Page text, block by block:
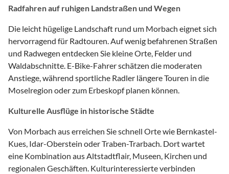
Radfahren auf ruhigen Landstraßen und Wegen
Die leicht hügelige Landschaft rund um Morbach eignet sich
hervorragend für Radtouren. Auf wenig befahrenen Straßen
und Radwegen entdecken Sie kleine Orte, Felder und
Waldabschnitte. E-Bike-Fahrer schätzen die moderaten
Anstiege, während sportliche Radler längere Touren in die
Moselregion oder zum Erbeskopf planen können.
Kulturelle Ausflüge in historische Städte
Von Morbach aus erreichen Sie schnell Orte wie Bernkastel-
Kues, Idar-Oberstein oder Traben-Trarbach. Dort wartet
eine Kombination aus Altstadtflair, Museen, Kirchen und
regionalen Geschäften. Kulturinteressierte verbinden